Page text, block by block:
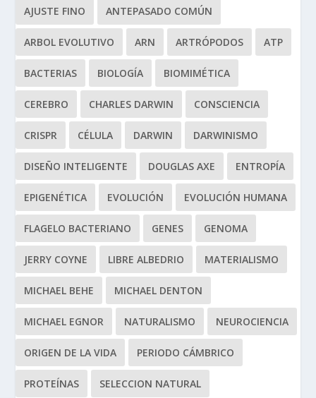
AJUSTE FINO ANTEPASADO COMÚN
ARBOL EVOLUTIVO ARN ARTRÓPODOS ATP
BACTERIAS BIOLOGÍA BIOMIMÉTICA
CEREBRO CHARLES DARWIN CONSCIENCIA
CRISPR CÉLULA DARWIN DARWINISMO
DISEÑO INTELIGENTE DOUGLAS AXE ENTROPÍA
EPIGENÉTICA EVOLUCIÓN EVOLUCIÓN HUMANA
FLAGELO BACTERIANO GENES GENOMA
JERRY COYNE LIBRE ALBEDRIO MATERIALISMO
MICHAEL BEHE MICHAEL DENTON
MICHAEL EGNOR NATURALISMO NEUROCIENCIA
ORIGEN DE LA VIDA PERIODO CÁMBRICO
PROTEÍNAS SELECCION NATURAL